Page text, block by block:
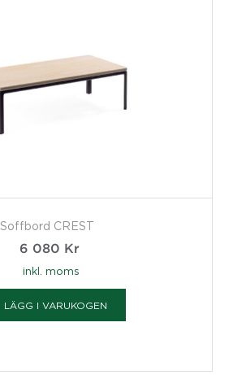
Soffbord CREST
6 080 Kr
inkl. moms
LÄGG I VARUKOGEN